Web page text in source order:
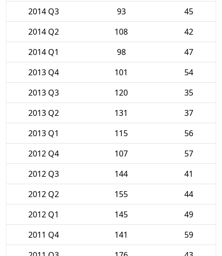
2014 Q3
93
45
2014 Q2
108
42
2014 Q1
98
47
2013 Q4
101
54
2013 Q3
120
35
2013 Q2
131
37
2013 Q1
115
56
2012 Q4
107
57
2012 Q3
144
41
2012 Q2
155
44
2012 Q1
145
49
2011 Q4
141
59